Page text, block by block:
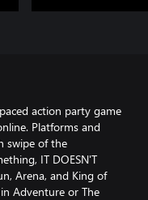
action party game
Platforms and
swipe of the
IT DOESN'T
Arena, and King of
Adventure or The